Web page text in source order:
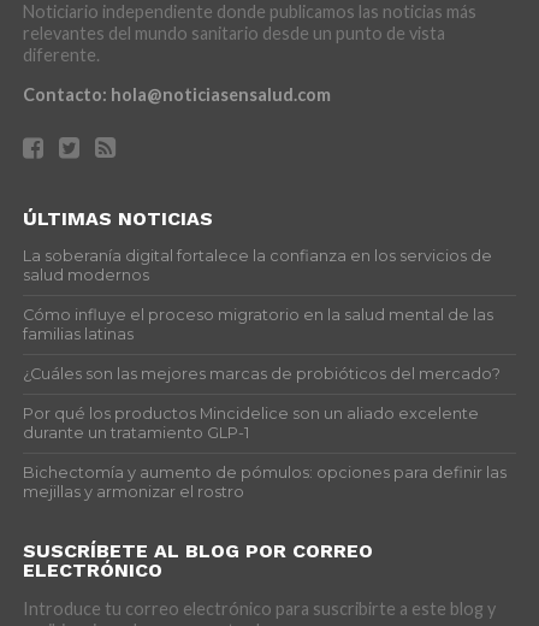
Noticiario independiente donde publicamos las noticias más
relevantes del mundo sanitario desde un punto de vista
diferente.
Contacto: hola@noticiasensalud.com
ÚLTIMAS NOTICIAS
La soberanía digital fortalece la confianza en los servicios de
salud modernos
Cómo influye el proceso migratorio en la salud mental de las
familias latinas
¿Cuáles son las mejores marcas de probióticos del mercado?
Por qué los productos Mincidelice son un aliado excelente
durante un tratamiento GLP-1
Bichectomía y aumento de pómulos: opciones para definir las
mejillas y armonizar el rostro
SUSCRÍBETE AL BLOG POR CORREO
ELECTRÓNICO
Introduce tu correo electrónico para suscribirte a este blog y